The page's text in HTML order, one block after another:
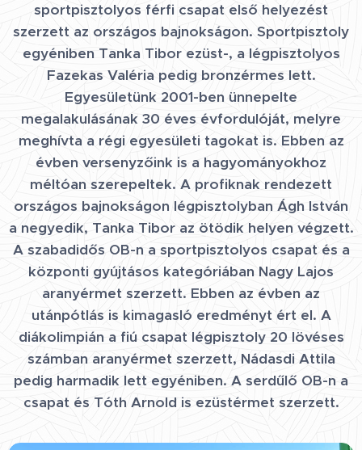
sportpisztolyos férfi csapat első helyezést
szerzett az országos bajnokságon. Sportpisztoly
egyéniben Tanka Tibor ezüst-, a légpisztolyos
Fazekas Valéria pedig bronzérmes lett.
Egyesületünk 2001-ben ünnepelte
megalakulásának 30 éves évfordulóját, melyre
meghívta a régi egyesületi tagokat is. Ebben az
évben versenyzőink is a hagyományokhoz
méltóan szerepeltek. A profiknak rendezett
országos bajnokságon légpisztolyban Ágh István
a negyedik, Tanka Tibor az ötödik helyen végzett.
A szabadidős OB-n a sportpisztolyos csapat és a
központi gyújtásos kategóriában Nagy Lajos
aranyérmet szerzett. Ebben az évben az
utánpótlás is kimagasló eredményt ért el. A
diákolimpián a fiú csapat légpisztoly 20 lövéses
számban aranyérmet szerzett, Nádasdi Attila
pedig harmadik lett egyéniben. A serdűlő OB-n a
csapat és Tóth Arnold is ezüstérmet szerzett.